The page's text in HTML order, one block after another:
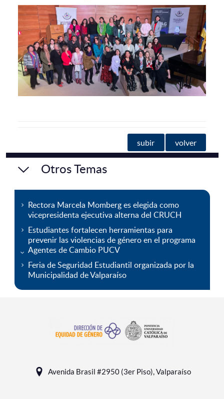
subir volver
Otros Temas
Rectora Marcela Momberg es elegida como
vicepresidenta ejecutiva alterna del CRUCH
Estudiantes fortalecen herramientas para
prevenir las violencias de género en el programa
Agentes de Cambio PUCV
Feria de Seguridad Estudiantil organizada por la
Municipalidad de Valparaíso
Avenida Brasil #2950 (3er Piso), Valparaíso